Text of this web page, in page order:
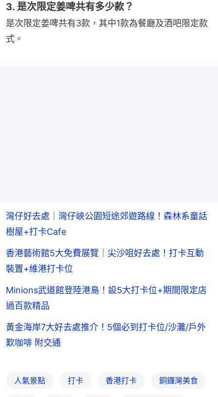
3. 是次限定姜啤共有多少款？
是次限定姜啤共有3款，其中1款為餐廳及酒吧限定款
式。
灣仔好去處｜灣仔峽公園短途郊遊路線！森林系童話
樹屋+打卡Cafe
香港藝術館5大免費展覽｜尖沙咀好去處！打卡互動
裝置+維港打卡位
Minions武道館登陸港島！設5大打卡位+期間限定店
過百款精品
黃金海岸7大好去處推介！5個必到打卡位/沙灘/戶外
歎咖啡 附交通
人氣景點 打卡 香港打卡 銅鑼灣美食